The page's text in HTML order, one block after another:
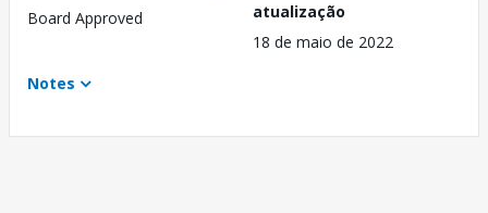
Board Approved
atualização
18 de maio de 2022
Notes